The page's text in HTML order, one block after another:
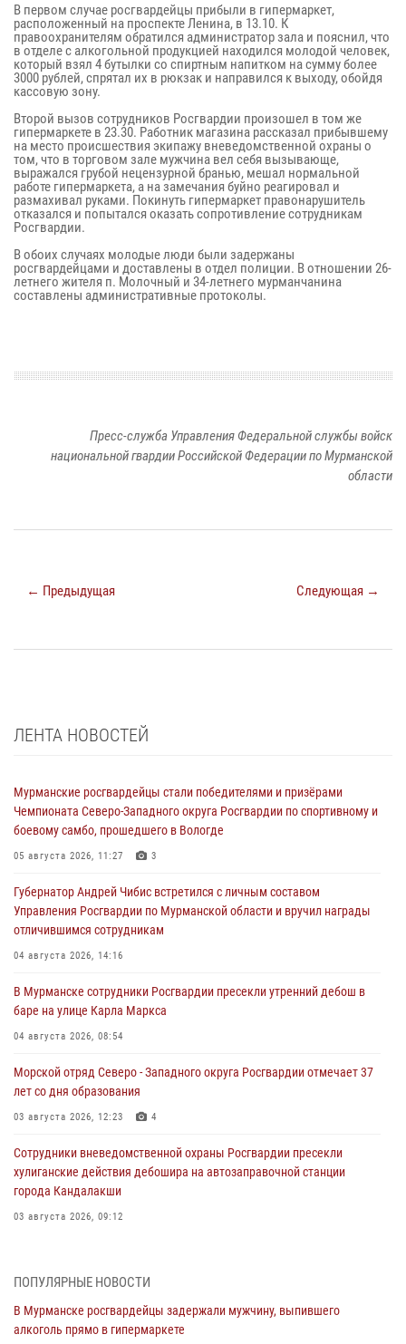
В первом случае росгвардейцы прибыли в гипермаркет,
расположенный на проспекте Ленина, в 13.10. К
правоохранителям обратился администратор зала и пояснил, что
в отделе с алкогольной продукцией находился молодой человек,
который взял 4 бутылки со спиртным напитком на сумму более
3000 рублей, спрятал их в рюкзак и направился к выходу, обойдя
кассовую зону.
Второй вызов сотрудников Росгвардии произошел в том же
гипермаркете в 23.30. Работник магазина рассказал прибывшему
на место происшествия экипажу вневедомственной охраны о
том, что в торговом зале мужчина вел себя вызывающе,
выражался грубой нецензурной бранью, мешал нормальной
работе гипермаркета, а на замечания буйно реагировал и
размахивал руками. Покинуть гипермаркет правонарушитель
отказался и попытался оказать сопротивление сотрудникам
Росгвардии.
В обоих случаях молодые люди были задержаны
росгвардейцами и доставлены в отдел полиции. В отношении 26-
летнего жителя п. Молочный и 34-летнего мурманчанина
составлены административные протоколы.
Пресс-служба Управления Федеральной службы войск
национальной гвардии Российской Федерации по Мурманской
области
← Предыдущая Следующая →
ЛЕНТА НОВОСТЕЙ
Мурманские росгвардейцы стали победителями и призёрами
Чемпионата Северо-Западного округа Росгвардии по спортивному и
боевому самбо, прошедшего в Вологде
05 августа 2026, 11:27 3
Губернатор Андрей Чибис встретился с личным составом
Управления Росгвардии по Мурманской области и вручил награды
отличившимся сотрудникам
04 августа 2026, 14:16
В Мурманске сотрудники Росгвардии пресекли утренний дебош в
баре на улице Карла Маркса
04 августа 2026, 08:54
Морской отряд Северо - Западного округа Росгвардии отмечает 37
лет со дня образования
03 августа 2026, 12:23 4
Сотрудники вневедомственной охраны Росгвардии пресекли
хулиганские действия дебошира на автозаправочной станции
города Кандалакши
03 августа 2026, 09:12
комиссий в преддверии выборов
31 июля 2026, 08:48 3
ПОПУЛЯРНЫЕ НОВОСТИ
В Мурманске росгвардейцы задержали мужчину, выпившего
алкоголь прямо в гипермаркете